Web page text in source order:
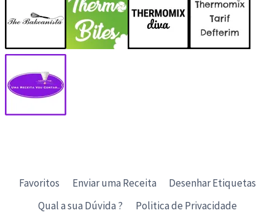
Favoritos Enviar uma Receita
Desenhar Etiquetas
Qual a sua Dúvida ?
Politica de Privacidade